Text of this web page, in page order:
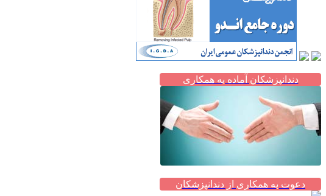
دندانپزشکان آماده به همکاری
دعوت به همکاری از دندانپزشکان